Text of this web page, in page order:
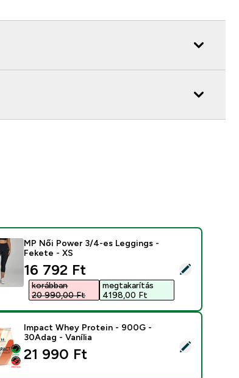
kiválasztása - MP Női Power 3/4-es Leggings -
MP Női Power 3/4-es Leggings -
Fekete - XS
discounted price
16 792 Ft‎
korábban
20 990,00 Ft‎
megtakarítás
4198,00 Ft‎
kiválasztása - Impact Whey Protein - 900G - 30Adag
Impact Whey Protein - 900G -
30Adag - Vanília
21 990 Ft‎